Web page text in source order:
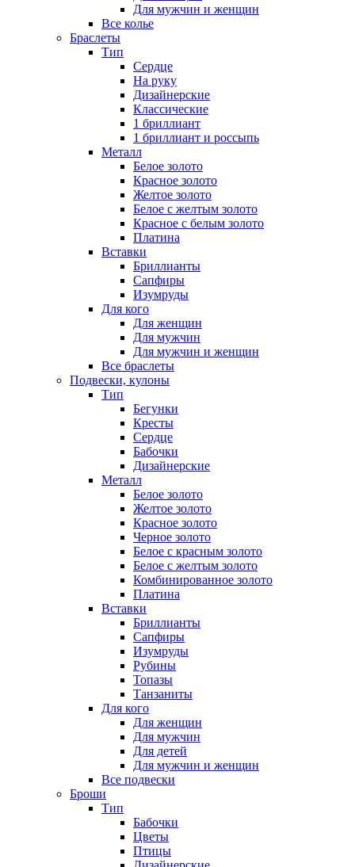
Для мужчин и женщин
Все колье
Браслеты
Тип
Сердце
На руку
Дизайнерские
Классические
1 бриллиант
1 бриллиант и россыпь
Металл
Белое золото
Красное золото
Желтое золото
Белое с желтым золото
Красное с белым золото
Платина
Вставки
Бриллианты
Сапфиры
Изумруды
Для кого
Для женщин
Для мужчин
Для мужчин и женщин
Все браслеты
Подвески, кулоны
Тип
Бегунки
Кресты
Сердце
Бабочки
Дизайнерские
Металл
Белое золото
Желтое золото
Красное золото
Черное золото
Белое с красным золото
Белое с желтым золото
Комбинированное золото
Платина
Вставки
Бриллианты
Сапфиры
Изумруды
Рубины
Топазы
Танзаниты
Для кого
Для женщин
Для мужчин
Для детей
Для мужчин и женщин
Все подвески
Броши
Тип
Бабочки
Цветы
Птицы